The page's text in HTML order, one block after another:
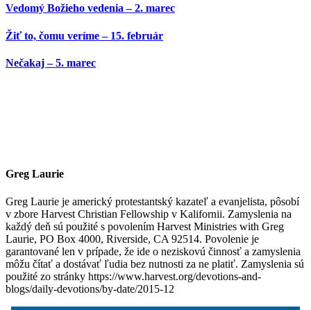
Vedomý Božieho vedenia – 2. marec
Žiť to, čomu veríme – 15. február
Nečakaj – 5. marec
Greg Laurie
Greg Laurie je americký protestantský kazateľ a evanjelista, pôsobí
v zbore Harvest Christian Fellowship v Kalifornii. Zamyslenia na
každý deň sú použité s povolením Harvest Ministries with Greg
Laurie, PO Box 4000, Riverside, CA 92514. Povolenie je
garantované len v prípade, že ide o neziskovú činnosť a zamyslenia
môžu čítať a dostávať ľudia bez nutnosti za ne platiť. Zamyslenia sú
použité zo stránky https://www.harvest.org/devotions-and-
blogs/daily-devotions/by-date/2015-12